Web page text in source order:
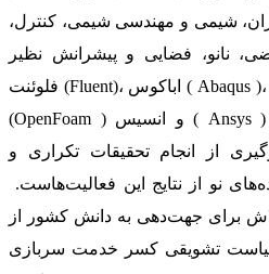
شیمی و مهندسی شیمی، کنترل،
نانو، فضایی و پیشرانش نظیر
فلوئنت (Fluent)، اباکوس ( Abaqus )، کامسول ( Comsol )، اپن فوم
(OpenFoam ) و انسیس ( Ansys ) در قالب بسته‌ و فیلم های
از انجام تحقیقات تکراری و
نو از نتایج این فعالیت‌هاست.
برای جهت‌دهی به دانش کشور از
تشویقی کسر خدمت سربازی